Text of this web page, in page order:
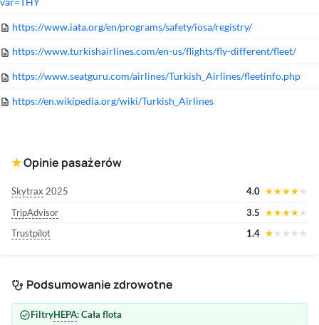
description https://www.iata.org/en/programs/safety/iosa/registry/
description https://www.turkishairlines.com/en-us/flights/fly-different/fleet/
description https://www.seatguru.com/airlines/Turkish_Airlines/fleetinfo.php
description https://en.wikipedia.org/wiki/Turkish_Airlines
★Opinie pasażerów
Skytrax 2025 4.0 ★★★★★
TripAdvisor
3.5 ★★★★★
Trustpilot
1.4 ★★ ★ ★ ★
stethoscope Podsumowanie zdrowotne
check_circleFiltryHEPA: Cała flota